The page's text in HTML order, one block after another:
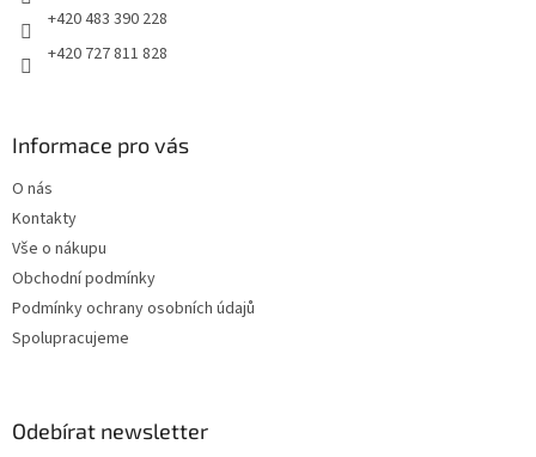
+420 483 390 228
+420 727 811 828
Informace pro vás
O nás
Kontakty
Vše o nákupu
Obchodní podmínky
Podmínky ochrany osobních údajů
Spolupracujeme
Odebírat newsletter